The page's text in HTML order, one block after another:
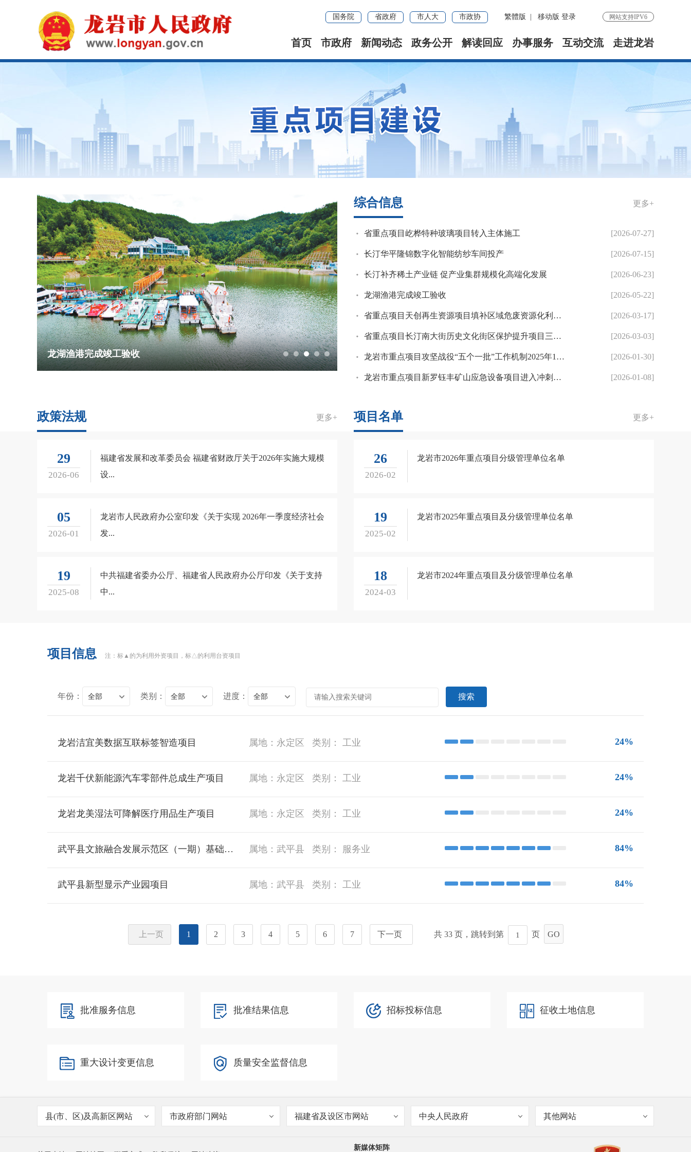
国务院 省政府 市人大 市政协 繁體版 移动版 登录 网站支持IPV6
首页 市政府 新闻动态 政务公开 解读回应 办事服务 互动交流 走进龙岩
龙湖渔港完成竣工验收
省重点项目天创再生资源项目填补区域危废资源化利用技术空白
综合信息 更多+
[2026-07-27]
省重点项目屹桦特种玻璃项目转入主体施工
[2026-07-15]
长汀华平隆锦数字化智能纺纱车间投产
[2026-06-23]
长汀补齐稀土产业链 促产业集群规模化高端化发展
[2026-05-22]
龙湖渔港完成竣工验收
[2026-03-17]
省重点项目天创再生资源项目填补区域危废资源化利用技术空白
[2026-03-03]
省重点项目长汀南大街历史文化街区保护提升项目三栋主体建筑封顶
[2026-01-30]
龙岩市重点项目攻坚战役“五个一批”工作机制2025年1-12月份...
[2026-01-08]
龙岩市重点项目新罗钰丰矿山应急设备项目进入冲刺收尾阶段
政策法规 更多+
29
2026-06
福建省发展和改革委员会 福建省财政厅关于2026年实施大规模
设...
05
2026-01
龙岩市人民政府办公室印发《关于实现 2026年一季度经济社会
发...
19
2025-08
中共福建省委办公厅、福建省人民政府办公厅印发《关于支持
中...
项目名单 更多+
26
2026-02
龙岩市2026年重点项目分级管理单位名单
19
2025-02
龙岩市2025年重点项目及分级管理单位名单
18
2024-03
龙岩市2024年重点项目及分级管理单位名单
项目信息 注：标▲的为利用外资项目，标△的利用台资项目
年份： 全部 类别： 全部 进度： 全部 搜索
龙岩洁宜美数据互联标签智造项目 属地： 永定区 类别： 工业 24%
龙岩千伏新能源汽车零部件总成生产项目 属地： 永定区 类别： 工业 24%
龙岩龙美湿法可降解医疗用品生产项目 属地： 永定区 类别： 工业 24%
武平县文旅融合发展示范区（一期）基础设施及A区建设项目 属地： 武平县 类别： 服务业 84%
武平县新型显示产业园项目 属地： 武平县 类别： 工业 84%
上一页 1 2 3 4 5 6 7 下一页 共 33页，跳转到第 页 GO
批准服务信息 批准结果信息 招标投标信息 征收土地信息
重大设计变更信息 质量安全监督信息
县(市、区)及高新区网站 市政府部门网站 福建省及设区市网站 中央人民政府 其他网站
新媒体矩阵